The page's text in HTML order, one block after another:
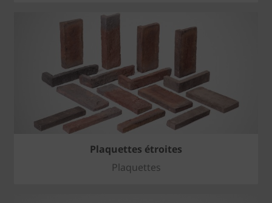
Plaquettes étroites
Plaquettes